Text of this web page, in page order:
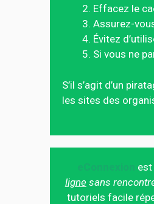
Effacez le
Assurez-
Évitez
Si vous ne
S’il s’agit d’un
les sites des
est
ligne sans
tutoriels facile